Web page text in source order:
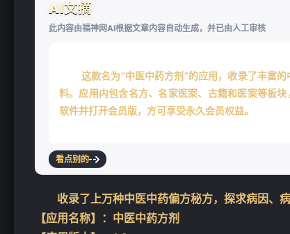
AI文摘
此内容由福神网AI根据文章内容自动生成，并已由人工审核
这款名为“中医中药方剂”的应用，收录了丰富
料。应用内包含名方、名家医案、古籍和医案等板
软件并打开会员版，方可享受永久会员权益。
看点别的
收录了上万种中医中药偏方秘方，探求病因、
【应用名称】：中医中药方剂